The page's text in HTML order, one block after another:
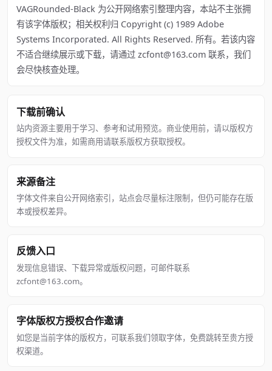
VAGRounded-Black 为公开网络索引整理内容，本站不主张拥
有该字体版权；相关权利归 Copyright (c) 1989 Adobe
Systems Incorporated. All Rights Reserved. 所有。若该内容
不适合继续展示或下载，请通过 zcfont@163.com 联系，我们
会尽快核查处理。
下载前确认
站内资源主要用于学习、参考和试用预览。商业使用前，请以版权方
授权文件为准，如需商用请联系版权方获取授权。
来源备注
字体文件来自公开网络索引，站点会尽量标注限制，但仍可能存在版
本或授权差异。
反馈入口
发现信息错误、下载异常或版权问题，可邮件联系
zcfont@163.com。
字体版权方授权合作邀请
如您是当前字体的版权方，可联系我们领取字体，免费跳转至贵方授
权渠道。